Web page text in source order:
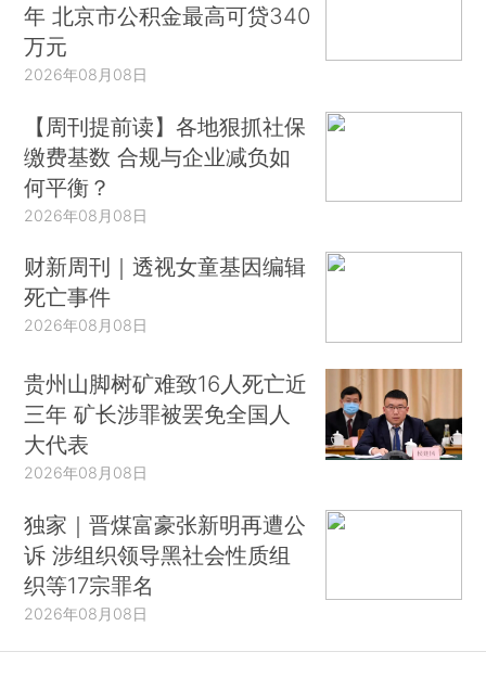
年 北京市公积金最高可贷340
万元
2026年08月08日
【周刊提前读】各地狠抓社保
缴费基数 合规与企业减负如
何平衡？
2026年08月08日
财新周刊｜透视女童基因编辑
死亡事件
2026年08月08日
贵州山脚树矿难致16人死亡近
三年 矿长涉罪被罢免全国人
大代表
2026年08月08日
独家｜晋煤富豪张新明再遭公
诉 涉组织领导黑社会性质组
织等17宗罪名
2026年08月08日